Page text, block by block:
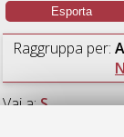
Raggruppa per:
Vai a:S